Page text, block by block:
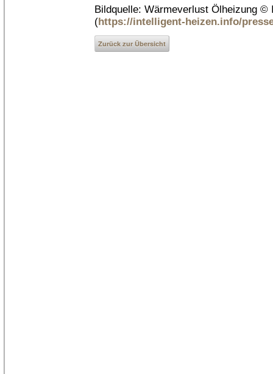
Bildquelle: Wärmeverlust Ölheizung ©
(https://intelligent-heizen.info/
Zurück zur Übersicht